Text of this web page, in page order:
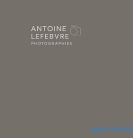
NON CLASSÉ